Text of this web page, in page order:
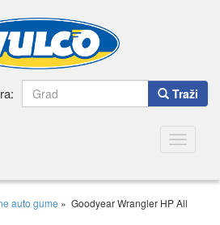
Traži
Toggle
auto gume » Goodyear Wrangler HP All